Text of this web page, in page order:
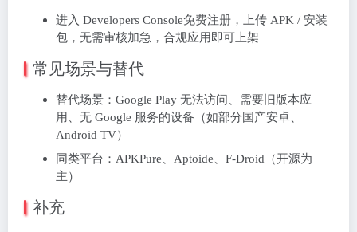
进入 Developers Console免费注册，上传 APK / 安装
包，无需审核加急，合规应用即可上架
常见场景与替代
替代场景：Google Play 无法访问、需要旧版本应
用、无 Google 服务的设备（如部分国产安卓、
Android TV）
同类平台：APKPure、Aptoide、F-Droid（开源为
主）
补充